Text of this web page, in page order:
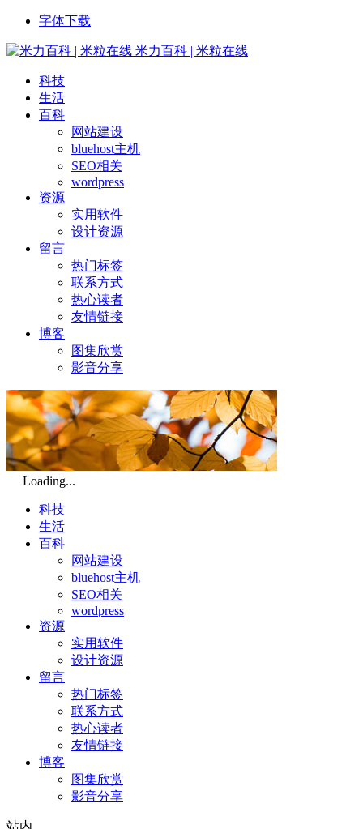
字体下载
米力百科 | 米粒在线
科技
生活
百科
网站建设
bluehost主机
SEO相关
wordpress
资源
实用软件
设计资源
留言
热门标签
联系方式
热心读者
友情链接
博客
图集欣赏
影音分享
Loading...
科技
生活
百科
网站建设
bluehost主机
SEO相关
wordpress
资源
实用软件
设计资源
留言
热门标签
联系方式
热心读者
友情链接
博客
图集欣赏
影音分享
站内